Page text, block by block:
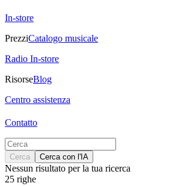
In-store
PrezziCatalogo musicale
Radio In-store
RisorseBlog
Centro assistenza
Contatto
Cerca Cerca con l'IA
Nessun risultato per la tua ricerca
25 righe